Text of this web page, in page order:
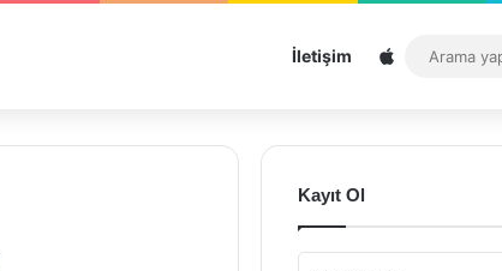
İletişim Sitemap
Kayıt Ol